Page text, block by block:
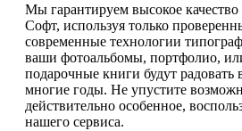
Мы гарантируем высокое
Софт, используя только
современные технологии
ваши фотоальбомы, портфолио,
подарочные книги будут радовать
многие годы. Не упустите
действительно особенное,
нашего сервиса.